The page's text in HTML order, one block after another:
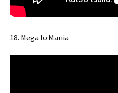
18. Mega lo Mania